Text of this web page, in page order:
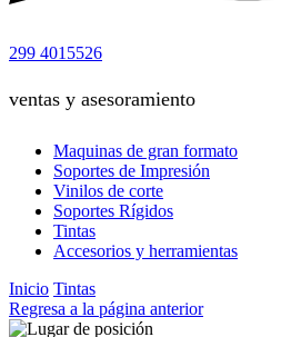
299 4015526
ventas y asesoramiento
Maquinas de gran formato
Soportes de Impresión
Vinilos de corte
Soportes Rígidos
Tintas
Accesorios y herramientas
Inicio Tintas
Regresa a la página anterior